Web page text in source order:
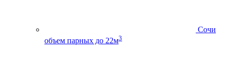
Сочи
объем парных до 22м3